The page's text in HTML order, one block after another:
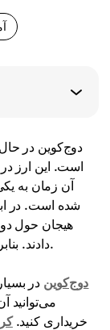
دوج‌کوین در
شده است. در
دادند. بنابراین، این ارز با هزینه کم به سرعت رونق گرفت.
دوج‌کوین در
می‌توانید
خریداری کنید.